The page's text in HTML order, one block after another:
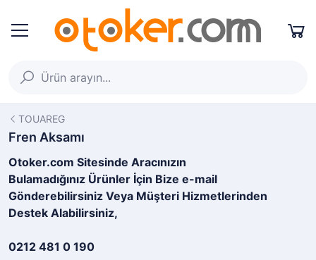
TOUAREG
Fren Aksamı
Otoker.com Sitesinde Aracınızın
Bulamadığınız Ürünler İçin Bize e-mail
Gönderebilirsiniz Veya Müşteri Hizmetlerinden
Destek Alabilirsiniz,
0212 481 0 190